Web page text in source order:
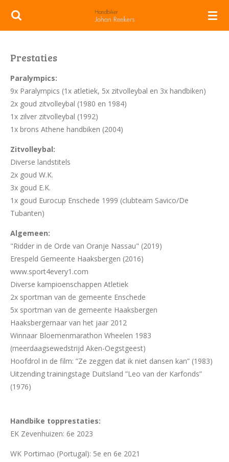
Ga
hoofdinhoud
Prestaties
Paralympics:
9x Paralympics (1x atletiek, 5x zitvolleybal en 3x handbiken)
2x goud zitvolleybal (1980 en 1984)
1x zilver zitvolleybal (1992)
1x brons Athene handbiken (2004)
Zitvolleybal:
Diverse landstitels
2x goud W.K.
3x goud E.K.
1x goud Eurocup Enschede 1999 (clubteam Savico/De
Tubanten)
Algemeen:
"Ridder in de Orde van Oranje Nassau" (2019)
Erespeld Gemeente Haaksbergen (2016)
www.sport4every1.com
Diverse kampioenschappen Atletiek
2x sportman van de gemeente Enschede
5x sportman van de gemeente Haaksbergen
Haaksbergernaar van het jaar 2012
Winnaar Bloemenmarathon Wheelen 1983
(meerdaagsewedstrijd Aken-Oegstgeest)
Hoofdrol in de film: ”Ze zeggen dat ik niet dansen kan” (1983)
Uitzending trainingstage Duitsland ”Leo van der Karfonds”
(1976)
Handbike topprestaties:
EK Zevenhuizen: 6e 2023
WK Portimao (Portugal): 5e en 6e 2021